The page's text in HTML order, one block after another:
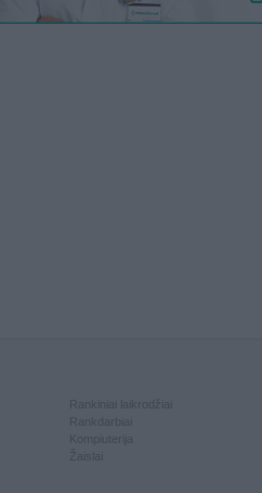
Kompiuterija
Žaislai